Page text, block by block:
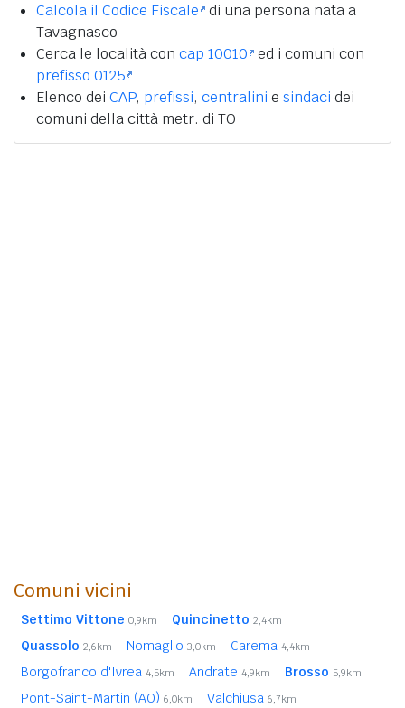
Calcola il Codice Fiscale di una persona nata a
Tavagnasco
Cerca le località con cap 10010 ed i comuni con
prefisso 0125
Elenco dei CAP, prefissi, centralini e sindaci dei
comuni della città metr. di TO
Comuni vicini
Settimo Vittone 0,9km Quincinetto 2,4km
Quassolo 2,6km Nomaglio 3,0km Carema 4,4km
Borgofranco d'Ivrea 4,5km Andrate 4,9km Brosso 5,9km
Pont-Saint-Martin (AO) 6,0km Valchiusa 6,7km